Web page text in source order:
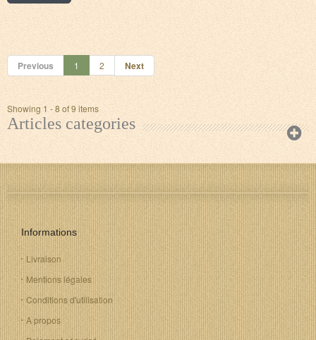
Previous 1 2 Next
Showing 1 - 8 of 9 items
Articles categories
Informations
Livraison
Mentions légales
Conditions d'utilisation
A propos